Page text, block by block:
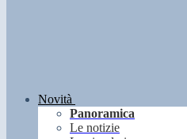
Novità
Panoramica
Le notizie